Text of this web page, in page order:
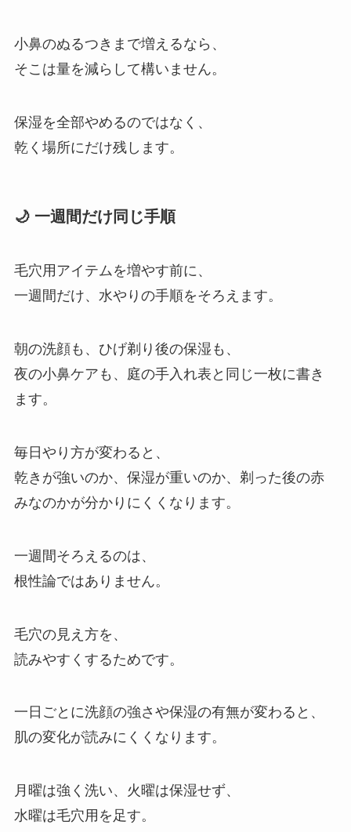
小鼻のぬるつきまで増えるなら、
そこは量を減らして構いません。
保湿を全部やめるのではなく、
乾く場所にだけ残します。
🌙 一週間だけ同じ手順
毛穴用アイテムを増やす前に、
一週間だけ、水やりの手順をそろえます。
朝の洗顔も、ひげ剃り後の保湿も、
夜の小鼻ケアも、庭の手入れ表と同じ一枚に書き
ます。
毎日やり方が変わると、
乾きが強いのか、保湿が重いのか、剃った後の赤
みなのかが分かりにくくなります。
一週間そろえるのは、
根性論ではありません。
毛穴の見え方を、
読みやすくするためです。
一日ごとに洗顔の強さや保湿の有無が変わると、
肌の変化が読みにくくなります。
月曜は強く洗い、火曜は保湿せず、
水曜は毛穴用を足す。